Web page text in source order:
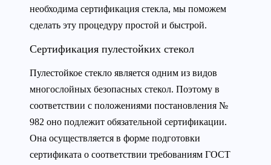
необходима сертификация стекла, мы поможем
сделать эту процедуру простой и быстрой.
Сертификация пулестойких стекол
Пулестойкое стекло является одним из видов
многослойных безопасных стекол. Поэтому в
соответствии с положениями постановления №
982 оно подлежит обязательной сертификации.
Она осуществляется в форме подготовки
сертификата о соответствии требованиям ГОСТ